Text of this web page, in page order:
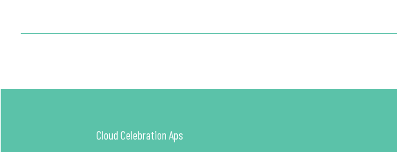
Cloud Celebration Aps